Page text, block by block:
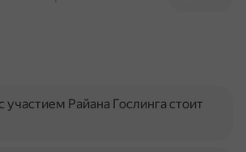
Райана Гослинга стоит